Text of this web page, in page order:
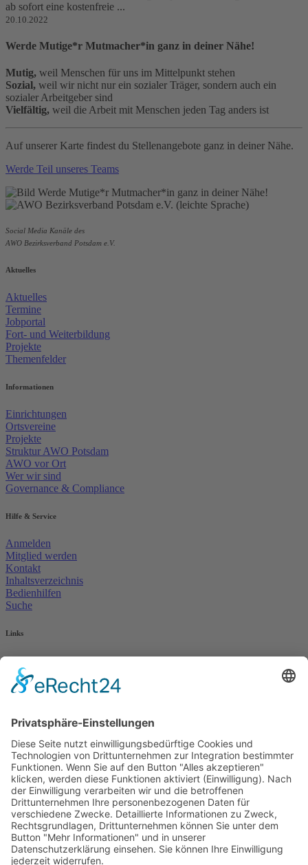
ab sofort eine kostenfreie ...
20.10.2022
Werde Mutige*r Mutmacher*in ganz in deiner Nähe!
Mutig, weil Menschen für uns im Mittelpunkt stehen
Sozial, weil wir nicht nur ein sozialer Träger, sondern auch ein
sozialer Arbeitgeber sind
Vielfältig, weil die Arbeit mit Menschen jeden Tag anders ist
Auf unserer Karte findest du Stellenangebote ganz in deiner Nähe.
Werde Teil unseres Teams
Social Media Kanäle des
AWO Bezirksverband Potsdam e.V.
Aktuelles
Aktuelles
Termine
Jobportal
Fort- und Weiterbildung
Projekte
Themenfelder
Informationen
Einrichtungen
Ortsvereine
Projekte
Struktur AWO Potsdam
AWO vor Ort
Wer wir sind
Governance & Compliance
Hilfe & Service
Anmelden
Mitglied werden
Kontakt
Inhaltsverzeichnis
Bedienhilfen
Suche
Links
AWO Jobportal
AWO Ehrenamt Portal
AWO Schulgesundheitsfachkräfte
AWO Pflegeberatung
AWO Kulturhaus Babelsberg
Arbeit mit Behinderung
AWO Büro Kindermut
Kulturland Brandenburg
AWO Selbsthilfe
AWO eLearning
Kultur für JEDEN
AWO 1plus9
Dachverband Freie Suchtselbsthilfe
© 1990 - 2026 Arbeiterwohlfahrt Bezirksverband Potsdam e. V.